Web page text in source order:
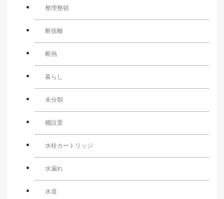
整理整頓
断捨離
断熱
暮らし
未分類
棚設置
水栓カートリッジ
水漏れ
水道